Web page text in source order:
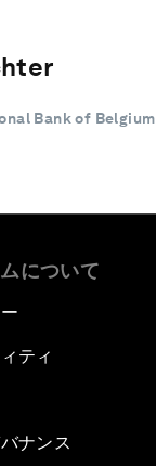
Bank of Belgium
について
ティ
ナンス